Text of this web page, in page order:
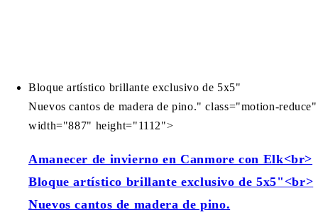
Bloque artístico brillante exclusivo de 5x5"
Nuevos cantos de madera de pino." class="motion-reduce"
width="887" height="1112">
Amanecer de invierno en Canmore con Elk<br>
Bloque artístico brillante exclusivo de 5x5"<br>
Nuevos cantos de madera de pino.